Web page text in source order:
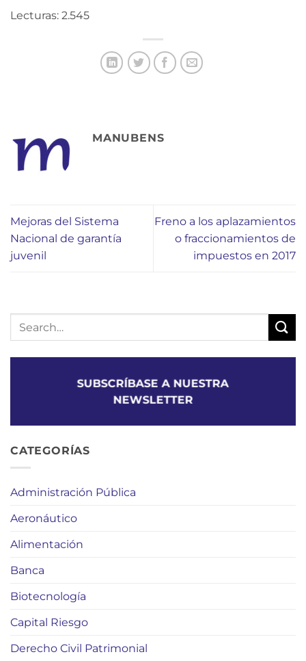
Lecturas: 2.545
MANUBENS
Mejoras del Sistema
Nacional de garantía
juvenil
Freno a los aplazamientos
o fraccionamientos de
impuestos en 2017
SUBSCRÍBASE A NUESTRA
NEWSLETTER
CATEGORÍAS
Administración Pública
Aeronáutico
Alimentación
Banca
Biotecnología
Capital Riesgo
Derecho Civil Patrimonial